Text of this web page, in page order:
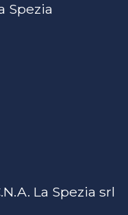
Spezia
La Spezia srl